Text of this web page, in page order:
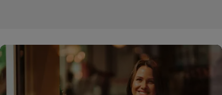
Nettstudier + veiledning -